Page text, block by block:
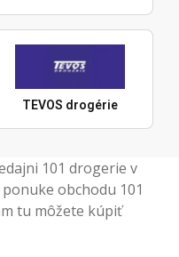
TEVOS drogérie
101 drogerie v
obchodu 101
tu môžete kúpiť